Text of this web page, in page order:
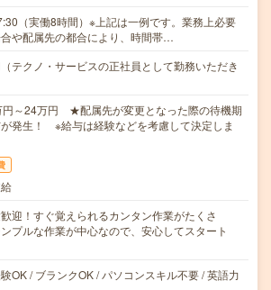
（実働8時間）※上記は一例です。業務上必要
や配属先の都合により、時間帯…
テクノ・サービスの正社員として勤務いただき
円～24万円 ★配属先が変更となった際の待機期
発生！ ※給与は経験などを考慮して決定しま
歓迎！すぐ覚えられるカンタン作業がたくさ
プルな作業が中心なので、安心してスタート
OK / ブランクOK / パソコンスキル不要 / 英語力